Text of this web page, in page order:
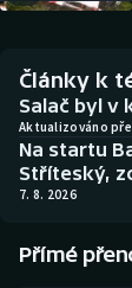
Baseball
Basketbal
Biatlon
Box
Historické
Aplikace
Články k
Salač byl v
Aktualizováno
Na startu
Stříteský,
7. 8. 2026
Přímé